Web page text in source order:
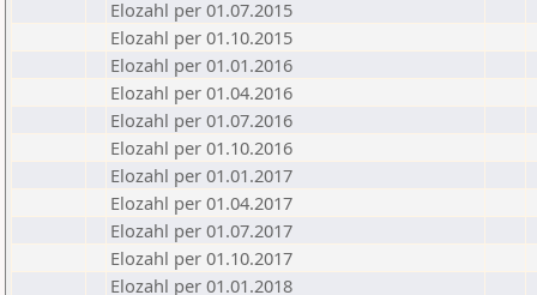
Elozahl per 01.07.2015
Elozahl per 01.10.2015
Elozahl per 01.01.2016
Elozahl per 01.04.2016
Elozahl per 01.07.2016
Elozahl per 01.10.2016
Elozahl per 01.01.2017
Elozahl per 01.04.2017
Elozahl per 01.07.2017
Elozahl per 01.10.2017
Elozahl per 01.01.2018